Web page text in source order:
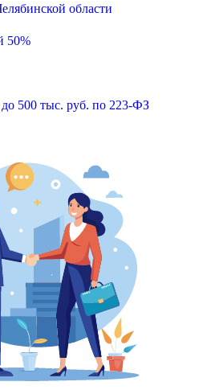
области
50%
500 тыс. руб. по 223-ФЗ